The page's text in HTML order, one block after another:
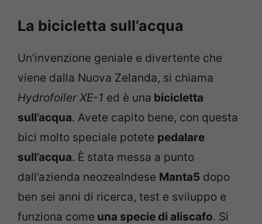
La bicicletta sull’acqua
Un’invenzione geniale e divertente che
viene dalla Nuova Zelanda, si chiama
Hydrofoiler XE-1 ed è una bicicletta
sull’acqua. Avete capito bene, con questa
bici molto speciale potete pedalare
sull’acqua. È stata messa a punto
dall’azienda neozealndese Manta5 dopo
ben sei anni di ricerca, test e sviluppo e
funziona come una specie di aliscafo. Si